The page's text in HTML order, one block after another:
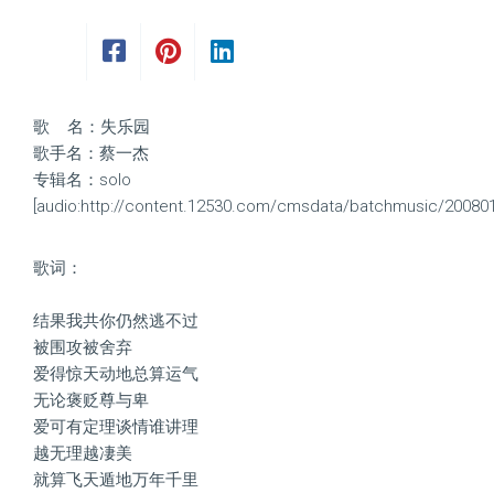
歌 名： 失乐园
歌手名： 蔡一杰
专辑名： solo
[audio:http://content.12530.com/cmsdata/batchmusic/
歌词：
结果我共你仍然逃不过
被围攻被舍弃
爱得惊天动地总算运气
无论褒贬尊与卑
爱可有定理谈情谁讲理
越无理越凄美
就算飞天遁地万年千里